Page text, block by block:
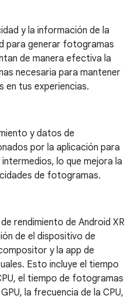
y la información de la
para generar fotogramas
de manera efectiva la
necesaria para mantener
en tus experiencias.
y datos de
por la aplicación para
lo que mejora la
de fotogramas.
rendimiento de Android XR
de el dispositivo de
y la app de
Esto incluye el tiempo
el tiempo de fotogramas
la frecuencia de la CPU,